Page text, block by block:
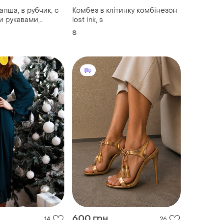
в рубчик, с
рукавами,
электрик синий
Комбез в клітинку комбінезон
lost ink, s
S